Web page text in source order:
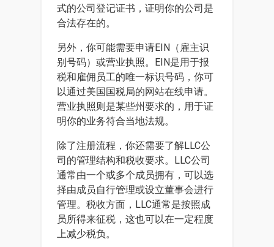
式的公司登记证书，证明你的公司是
合法存在的。
另外，你可能需要申请EIN（雇主识
别号码）或营业执照。EIN是用于报
税和雇佣员工的唯一标识号码，你可
以通过美国国税局的网站在线申请。
营业执照则是某些州要求的，用于证
明你的业务符合当地法规。
除了注册流程，你还需要了解LLC公
司的管理结构和税收要求。LLC公司
通常由一个或多个成员拥有，可以选
择由成员自行管理或设立董事会进行
管理。税收方面，LLC通常是按照成
员所得来征税，这也可以在一定程度
上减少税负。